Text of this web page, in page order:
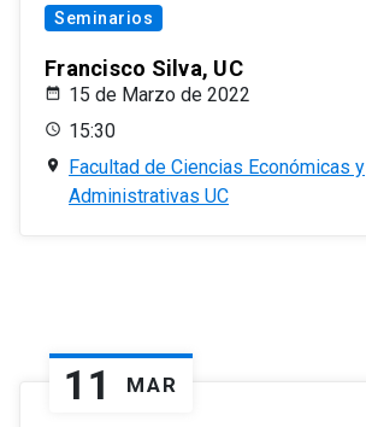
Seminarios
Francisco Silva, UC
15 de Marzo de 2022
15:30
Facultad de Ciencias Económicas y
Administrativas UC
11 MAR